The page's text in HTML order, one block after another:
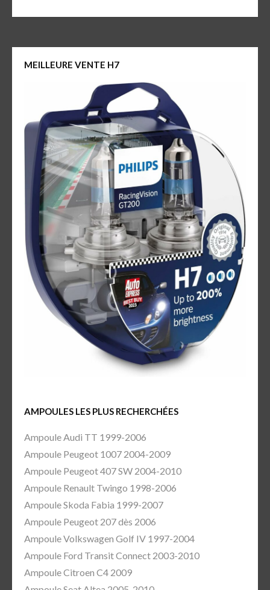
MEILLEURE VENTE H7
AMPOULES LES PLUS RECHERCHÉES
Ampoule Audi TT 1999-2006
Ampoule Peugeot 1007 2004-2009
Ampoule Peugeot 407 SW 2004-2010
Ampoule Renault Twingo 1998-2006
Ampoule Skoda Fabia 1999-2007
Ampoule Peugeot 207 dès 2006
Ampoule Volkswagen Golf IV 1997-2004
Ampoule Ford Transit Connect 2003-2010
Ampoule Citroen C4 2009